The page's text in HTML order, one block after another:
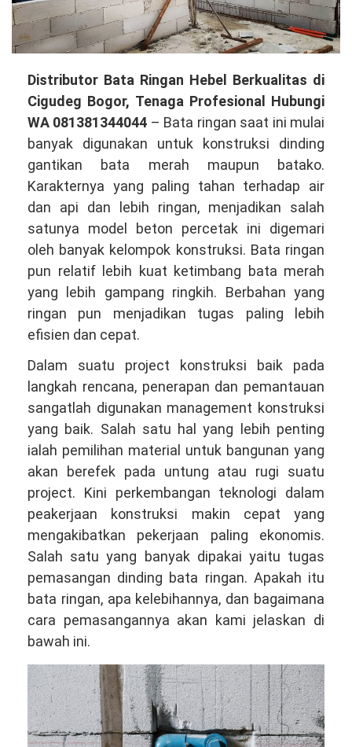
Distributor
Bata
Ringan
Hebel
Berkualitas
di
Cigudeg
Bogor,
Tenaga
Mahir
Hubungi
WA
081381344044
Distributor Bata Ringan Hebel Berkualitas di
Cigudeg Bogor, Tenaga Profesional Hubungi
WA 081381344044 – Bata ringan saat ini mulai
banyak digunakan untuk konstruksi dinding
gantikan bata merah maupun batako.
Karakternya yang paling tahan terhadap air
dan api dan lebih ringan, menjadikan salah
satunya model beton percetak ini digemari
oleh banyak kelompok konstruksi. Bata ringan
pun relatif lebih kuat ketimbang bata merah
yang lebih gampang ringkih. Berbahan yang
ringan pun menjadikan tugas paling lebih
efisien dan cepat.
Dalam suatu project konstruksi baik pada
langkah rencana, penerapan dan pemantauan
sangatlah digunakan management konstruksi
yang baik. Salah satu hal yang lebih penting
ialah pemilihan material untuk bangunan yang
akan berefek pada untung atau rugi suatu
project. Kini perkembangan teknologi dalam
peakerjaan konstruksi makin cepat yang
mengakibatkan pekerjaan paling ekonomis.
Salah satu yang banyak dipakai yaitu tugas
pemasangan dinding bata ringan. Apakah itu
bata ringan, apa kelebihannya, dan bagaimana
cara pemasangannya akan kami jelaskan di
bawah ini.